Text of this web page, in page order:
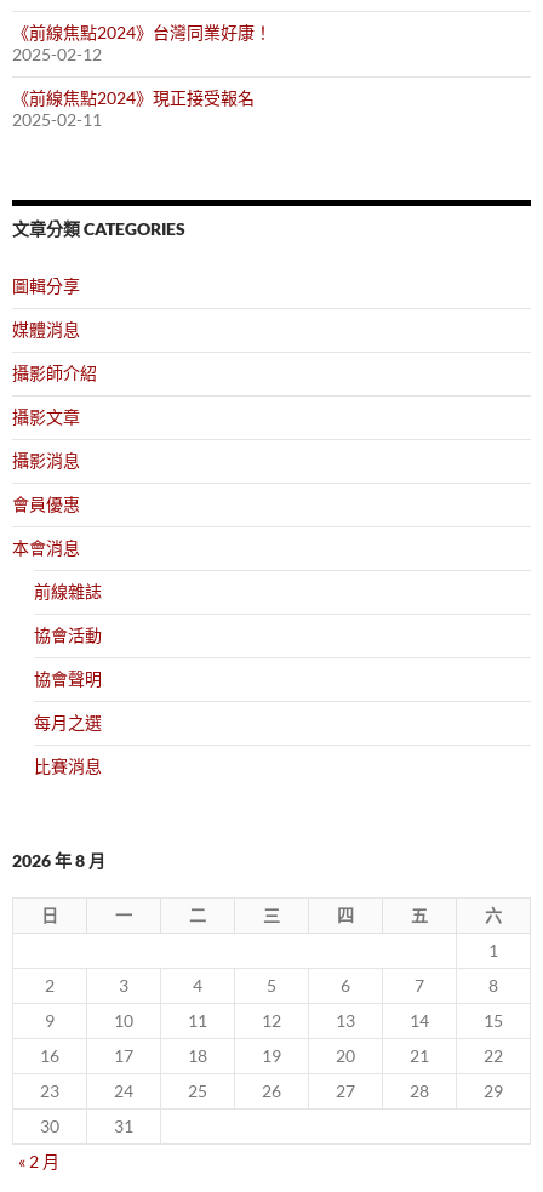
《前線焦點2024》台灣同業好康！
2025-02-12
《前線焦點2024》現正接受報名
2025-02-11
文章分類 CATEGORIES
圖輯分享
媒體消息
攝影師介紹
攝影文章
攝影消息
會員優惠
本會消息
前線雜誌
協會活動
協會聲明
每月之選
比賽消息
2026 年 8 月
日 一 二 三 四 五
六
1
2
3 4 5 6 7
8
9
10 11 12 13 14
15
16
17 18 19 20 21
22
23
24 25 26 27 28
29
30
31
« 2 月